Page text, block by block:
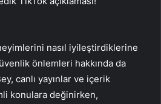
nasıl iyileştirdiklerine
önlemleri hakkında da
canlı yayınlar ve içerik
konulara değinirken,